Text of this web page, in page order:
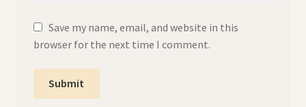
Save my name, email, and website in this
browser for the next time I comment.